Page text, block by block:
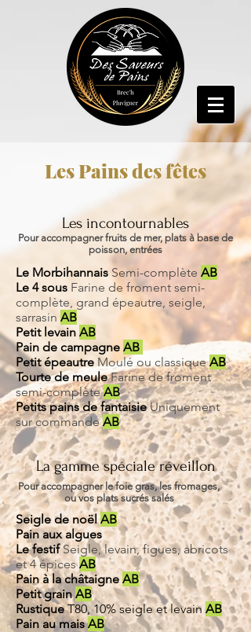
Les Pains des fêtes
Les incontournables
Pour accompagner fruits de mer, plats à base de
poisson, entrées
Le Morbihannais Semi-complète AB
Le 4 sous Farine de froment semi-
complète, grand épeautre, seigle,
sarrasin AB
Petit levain AB
Pain de campagne AB
Petit épeautre Moulé ou classique AB
Tourte de meuleFarine de froment
semi-complète AB
Petits pains de fantaisieUniquement
sur commande AB
La gamme spéciale réveillon
Pour accompagner le foie gras, les fromages,
ou vos plats sucrés salés
Seigle de noëlAB
Pain aux algues
Le festifSeigle, levain, figues, abricots
et 4 épices AB
Pain à la châtaigne AB
Petit grainAB
RustiqueT80, 10% seigle et levain AB
Pain au maisAB